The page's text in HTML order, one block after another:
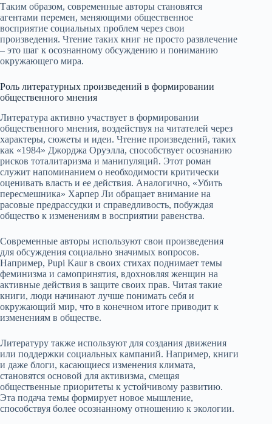
Таким образом, современные авторы становятся
агентами перемен, меняющими общественное
восприятие социальных проблем через свои
произведения. Чтение таких книг не просто развлечение
– это шаг к осознанному обсуждению и пониманию
окружающего мира.
Роль литературных произведений в формировании
общественного мнения
Литература активно участвует в формировании
общественного мнения, воздействуя на читателей через
характеры, сюжеты и идеи. Чтение произведений, таких
как «1984» Джорджа Оруэлла, способствует осознанию
рисков тоталитаризма и манипуляций. Этот роман
служит напоминанием о необходимости критически
оценивать власть и ее действия. Аналогично, «Убить
пересмешника» Харпер Ли обращает внимание на
расовые предрассудки и справедливость, побуждая
общество к изменениям в восприятии равенства.
Современные авторы используют свои произведения
для обсуждения социально значимых вопросов.
Например, Рupi Kaur в своих стихах поднимает темы
феминизма и самопринятия, вдохновляя женщин на
активные действия в защите своих прав. Читая такие
книги, люди начинают лучше понимать себя и
окружающий мир, что в конечном итоге приводит к
изменениям в обществе.
Литературу также используют для создания движения
или поддержки социальных кампаний. Например, книги
и даже блоги, касающиеся изменения климата,
становятся основой для активизма, смещая
общественные приоритеты к устойчивому развитию.
Эта подача темы формирует новое мышление,
способствуя более осознанному отношению к экологии.